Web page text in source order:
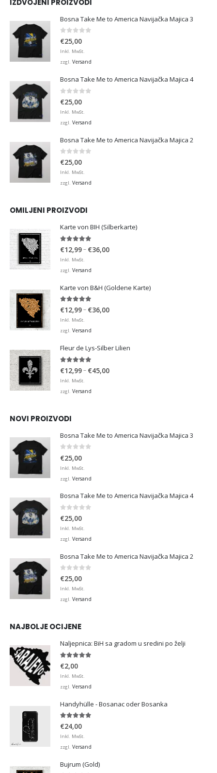
IZDVOJENI PROIZVODI
Bosna Take Me to America Navijačka Majica 3
0 von 5
€25,00
Inkl. MwSt.
zzgl. Versand
Bosna Take Me to America Navijačka Majica 4
0 von 5
€25,00
Inkl. MwSt.
zzgl. Versand
Bosna Take Me to America Navijačka Majica 2
0 von 5
€25,00
Inkl. MwSt.
zzgl. Versand
OMILJENI PROIZVODI
Karte von BIH (Silberkarte)
4.92 von 5
€12,99– €36,00Preisspanne:
Inkl. MwSt.
zzgl. Versand
Karte von B&H (Goldene Karte)
4.98von 5
€12,99– €36,00Preisspanne:
Inkl. MwSt.
zzgl. Versand
Fleur de Lys-Silber Lilien
4.95von 5
€12,99– €45,00Preisspanne:
Inkl. MwSt.
zzgl. Versand
NOVI PROIZVODI
Bosna Take Me to America Navijačka Majica 3
€25,00
Inkl. MwSt.
zzgl. Versand
Bosna Take Me to America Navijačka Majica 4
0 von 5
€25,00
Inkl. MwSt.
zzgl. Versand
Bosna Take Me to America Navijačka Majica 2
0 von 5
€25,00
Inkl. MwSt.
zzgl. Versand
NAJBOLJE OCIJENE
Naljepnica: BiH sa gradom u sredini po želji
5.00von 5
€2,00
Inkl. MwSt.
zzgl. Versand
Handyhülle - Bosanac oder Bosanka
5.00von 5
€24,00
Inkl. MwSt.
zzgl. Versand
Bujrum (Gold)